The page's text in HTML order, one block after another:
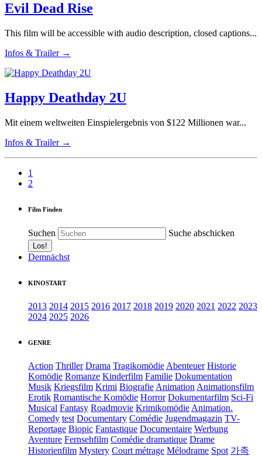
Evil Dead Rise
This film will be accessible with audio description, closed captions...
Infos & Trailer →
Happy Deathday 2U
Mit einem weltweiten Einspielergebnis von $122 Millionen war...
Infos & Trailer →
1
2
Film Finden
Suchen Suche abschicken
Demnächst
KINOSTART
2013 2014 2015 2016 2017 2018 2019 2020 2021 2022 2023
2024 2025 2026
GENRE
Action Thriller Drama Tragikomödie Abenteuer Historie
Komödie Romanze Kinderfilm Familie Dokumentation
Musik Kriegsfilm Krimi Biografie Animation Animationsfilm
Erotik Romantische Komödie Horror Dokumentarfilm Sci-Fi
Musical Fantasy Roadmovie Krimikomödie Animation.
Comedy test Documentary Comédie Jugendmagazin TV-
Reportage Biopic Fantastique Documentaire Werbung
Aventure Fernsehfilm Comédie dramatique Drame
Historienfilm Mystery Court métrage Mélodrame Spot 가족